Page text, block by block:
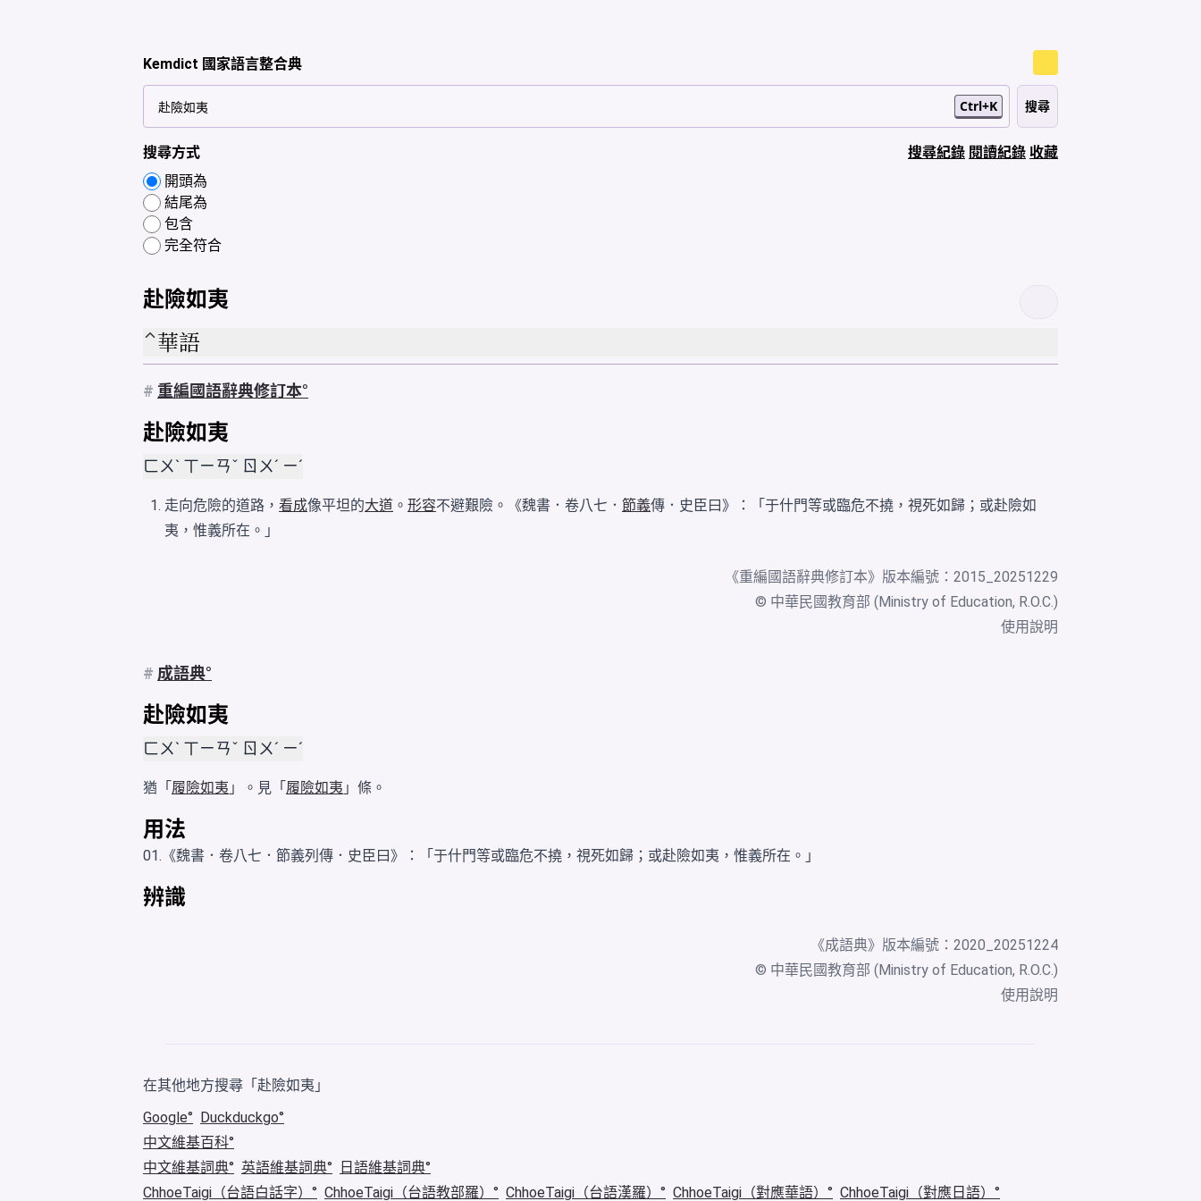
Kemdict 國家語言整合典
Ctrl+K
搜尋方式
開頭為
結尾為
包含
完全符合
搜尋紀錄 閱讀紀錄 收藏
赴險如夷
華語
# 重編國語辭典修訂本
赴險如夷
ㄈㄨˋ ㄒㄧㄢˇ ㄖㄨˊ ㄧˊ
走向危險的道路， 看成像平坦的大道 。 形容不避艱險。《魏書．卷八七． 節義傳．史臣曰》：「于什門等或臨危不撓，視死如歸；或赴險如
夷，惟義所在。」
《重編國語辭典修訂本》版本編號：2015_20251229
© 中華民國教育部 (Ministry of Education, R.O.C.)
使用說明
# 成語典
赴險如夷
ㄈㄨˋ ㄒㄧㄢˇ ㄖㄨˊ ㄧˊ
猶「 履險如夷 」。見「 履險如夷 」條。
用法
01.《魏書．卷八七．節義列傳．史臣曰》：「于什門等或臨危不撓，視死如歸；或赴險如夷，惟義所在。」
辨識
《成語典》版本編號：2020_20251224
© 中華民國教育部 (Ministry of Education, R.O.C.)
使用說明
在其他地方搜尋「赴險如夷」
Google
Duckduckgo
中文維基百科
中文維基詞典
英語維基詞典
日語維基詞典
ChhoeTaigi（台語白話字）
ChhoeTaigi（台語教部羅） ChhoeTaigi（台語漢羅） ChhoeTaigi（對應華語） ChhoeTaigi（對應日語）